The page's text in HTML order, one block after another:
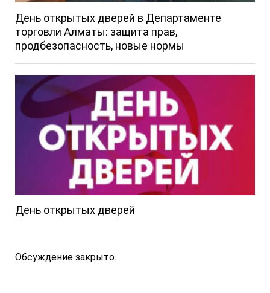
День открытых дверей в Департаменте
торговли Алматы: защита прав,
продбезопасность, новые нормы
День открытых дверей
Обсуждение закрыто.